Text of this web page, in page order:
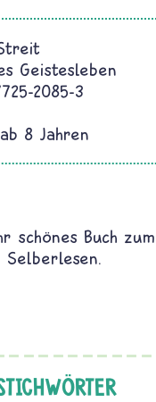
Geistesleben
2085-3
8 Jahren
schönes Buch zum